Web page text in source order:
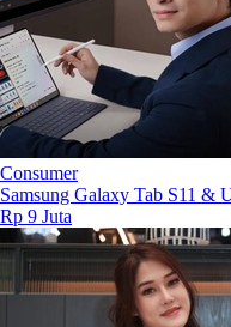
Consumer
Samsung Galaxy Tab S11 &
Rp 9 Juta